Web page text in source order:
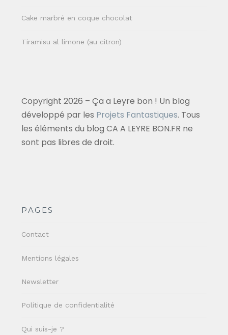
Cake marbré en coque chocolat
Tiramisu al limone (au citron)
Copyright 2026 – Ça a Leyre bon ! Un blog
développé par les Projets Fantastiques. Tous
les éléments du blog CA A LEYRE BON.FR ne
sont pas libres de droit.
PAGES
Contact
Mentions légales
Newsletter
Politique de confidentialité
Qui suis-je ?